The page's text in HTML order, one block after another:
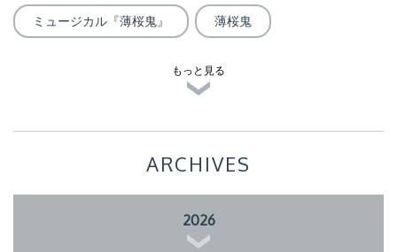
ミュージカル『薄桜鬼』 薄桜鬼
もっと見る
ARCHIVES
2026